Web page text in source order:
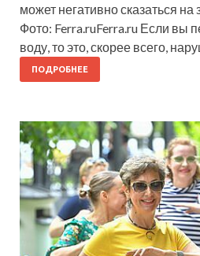
может негативно сказаться на
Фото: Ferra.ruFerra.ru Если вы
воду, то это, скорее всего,
ПОДРОБНЕЕ